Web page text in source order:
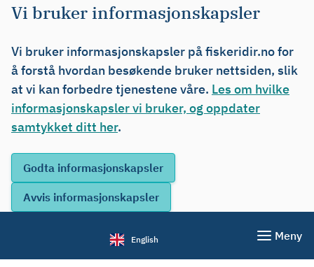
Vi bruker informasjonskapsler
Vi bruker informasjonskapsler på fiskeridir.no for
å forstå hvordan besøkende bruker nettsiden, slik
at vi kan forbedre tjenestene våre. Les om hvilke
informasjonskapsler vi bruker, og oppdater
samtykket ditt her.
English Meny